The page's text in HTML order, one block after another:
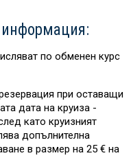
по обменен курс
при оставащи
дата на круиза -
като круизният
допълнителна
в размер на 25 € на